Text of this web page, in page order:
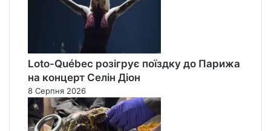
Loto-Québec розігрує поїздку до Парижа
на концерт Селін Діон
8 Серпня 2026